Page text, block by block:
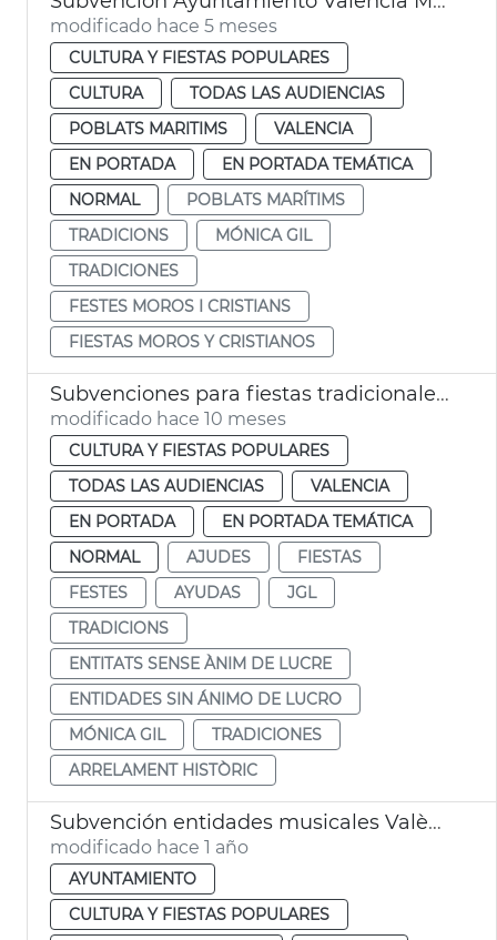
modificado hace 5 meses
CULTURA Y FIESTAS POPULARES
CULTURA
TODAS LAS AUDIENCIAS
POBLATS MARITIMS
VALENCIA
EN PORTADA
EN PORTADA TEMÁTICA
NORMAL
POBLATS MARÍTIMS
TRADICIONS
MÓNICA GIL
TRADICIONES
FESTES MOROS I CRISTIANS
FIESTAS MOROS Y CRISTIANOS
Subvenciones para fiestas tradicionales mayor arraigo histórico
modificado hace 10 meses
CULTURA Y FIESTAS POPULARES
TODAS LAS AUDIENCIAS
VALENCIA
EN PORTADA
EN PORTADA TEMÁTICA
NORMAL
AJUDES
FIESTAS
FESTES
AYUDAS
JGL
TRADICIONS
ENTITATS SENSE ÀNIM DE LUCRE
ENTIDADES SIN ÁNIMO DE LUCRO
MÓNICA GIL
TRADICIONES
ARRELAMENT HISTÒRIC
Subvención entidades musicales València Navidad
modificado hace 1 año
AYUNTAMIENTO
CULTURA Y FIESTAS POPULARES